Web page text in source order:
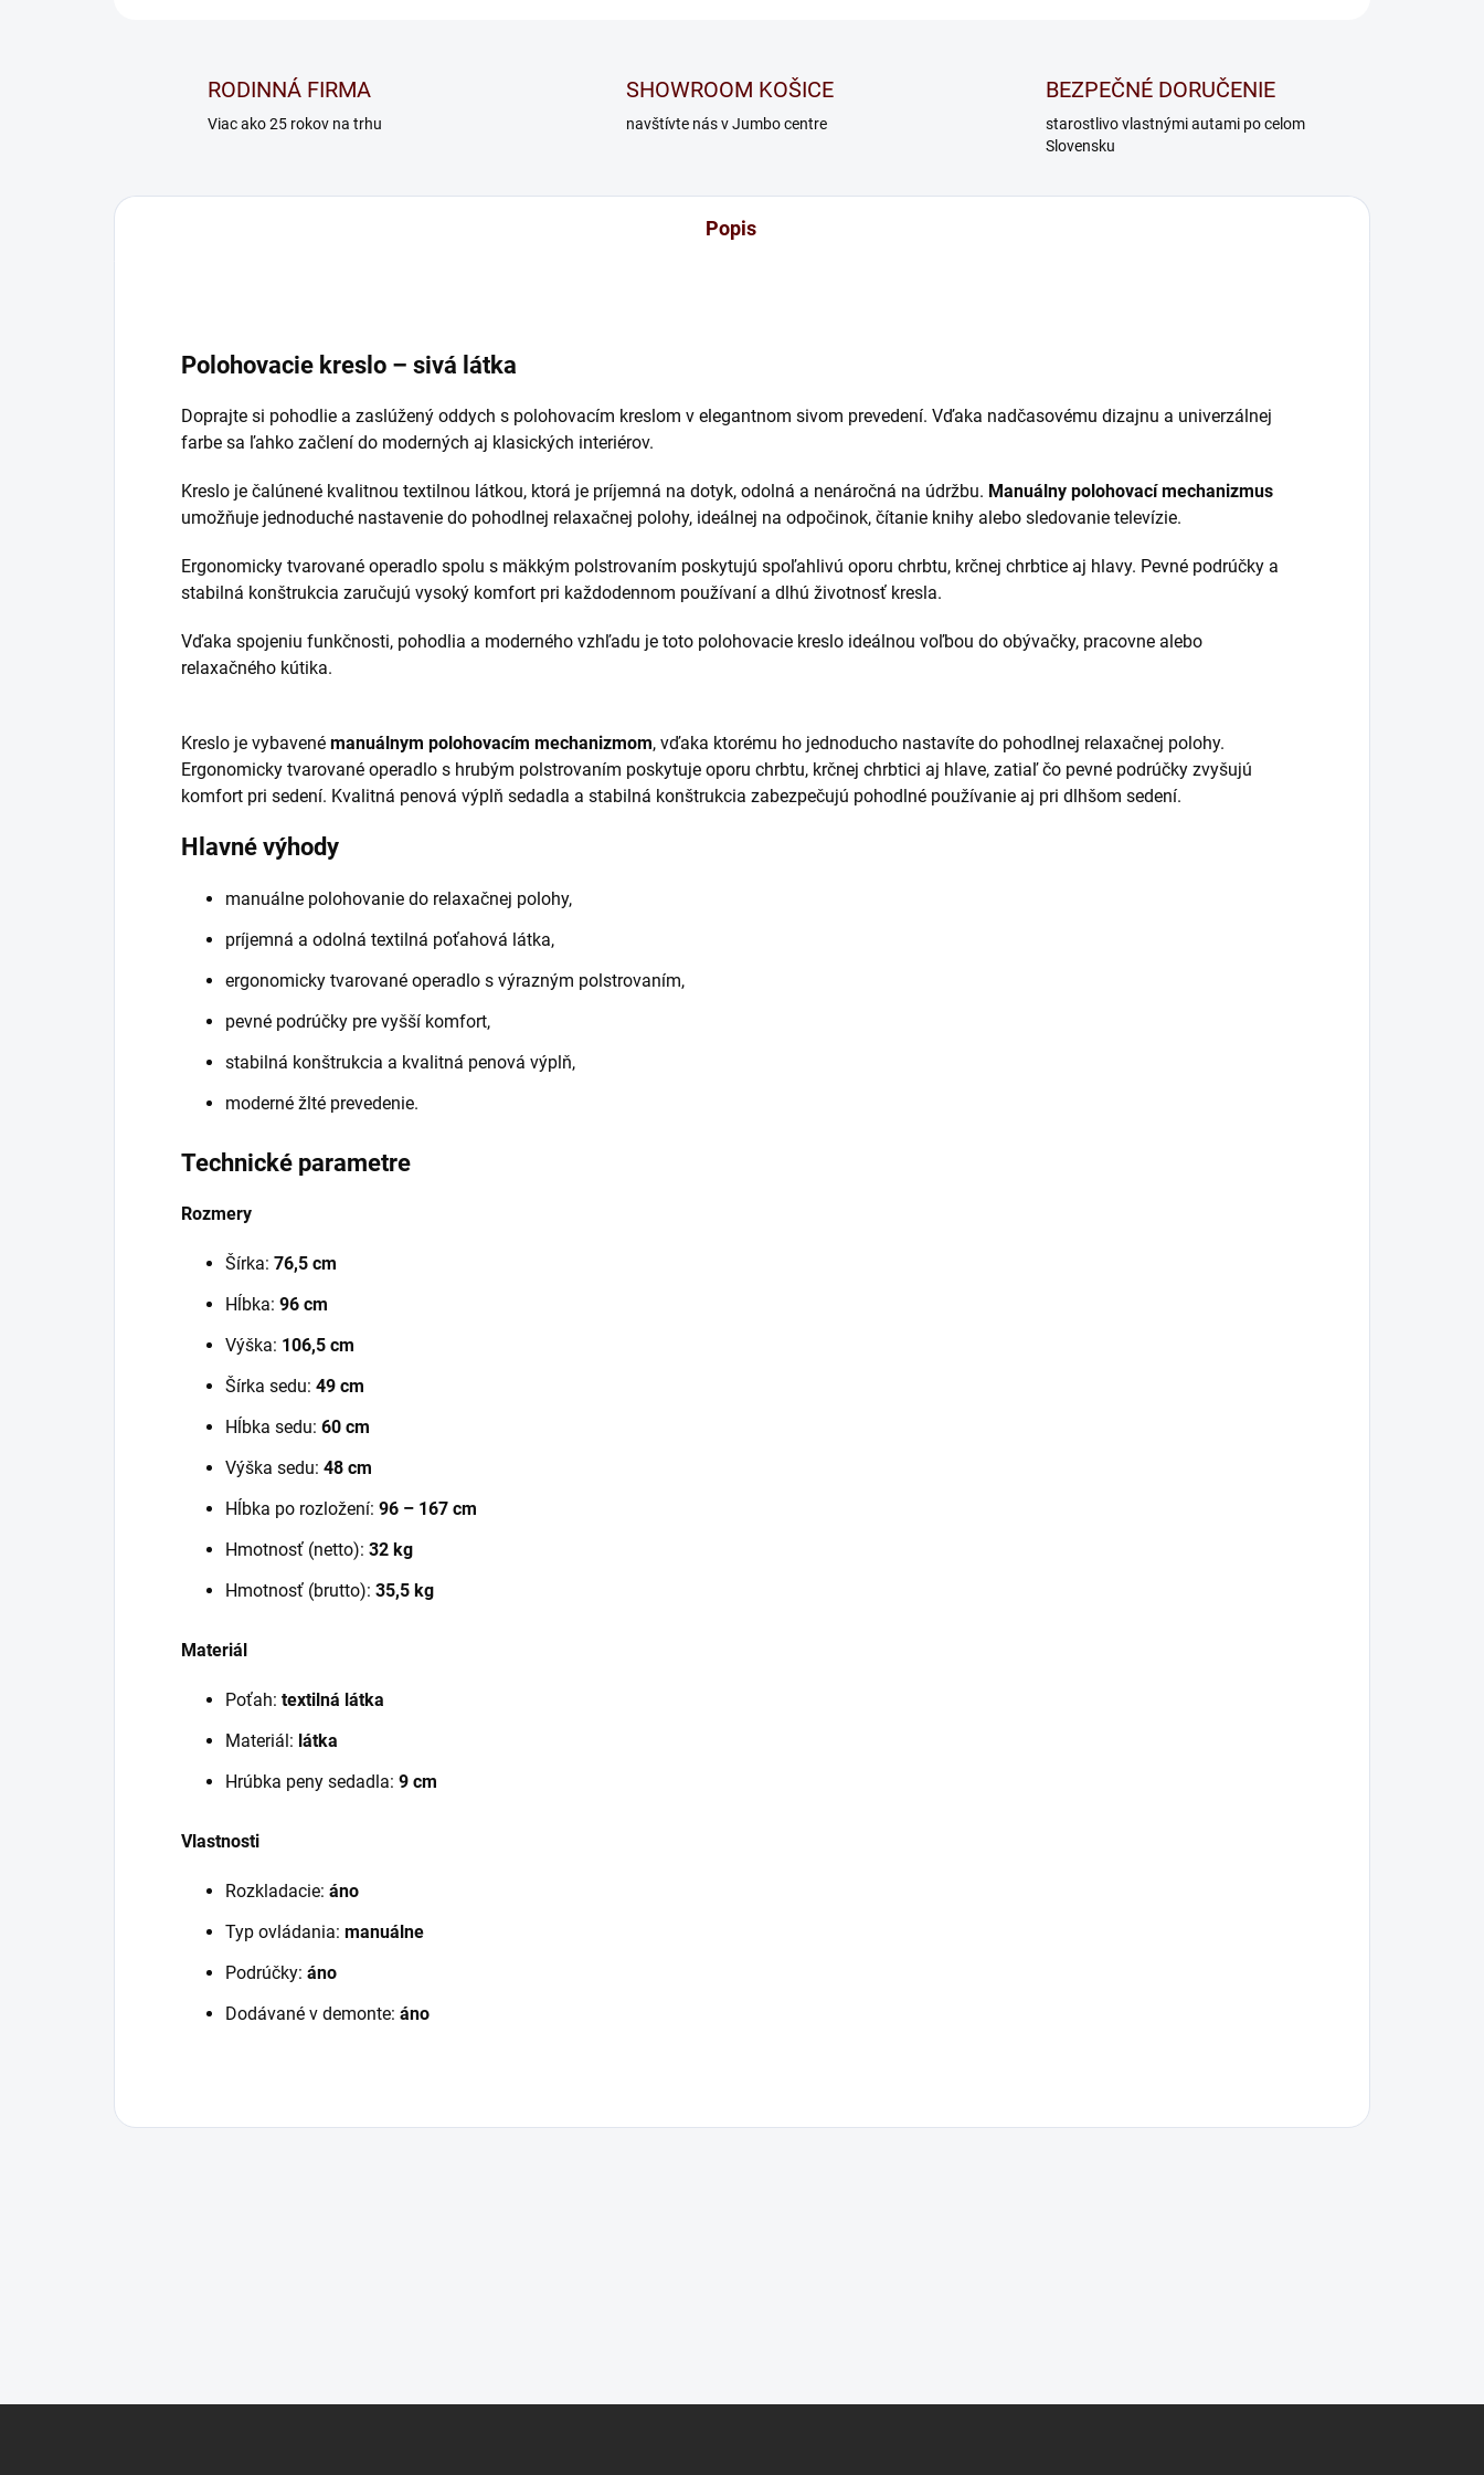
RODINNÁ FIRMA
Viac ako 25 rokov na trhu
SHOWROOM KOŠICE
navštívte nás v Jumbo centre
BEZPEČNÉ DORUČENIE
starostlivo vlastnými autami po celom
Slovensku
Popis
Polohovacie kreslo – sivá látka
Doprajte si pohodlie a zaslúžený oddych s polohovacím kreslom v elegantnom sivom prevedení. Vďaka nadčasovému dizajnu a univerzálnej
farbe sa ľahko začlení do moderných aj klasických interiérov.
Kreslo je čalúnené kvalitnou textilnou látkou, ktorá je príjemná na dotyk, odolná a nenáročná na údržbu. Manuálny polohovací mechanizmus
umožňuje jednoduché nastavenie do pohodlnej relaxačnej polohy, ideálnej na odpočinok, čítanie knihy alebo sledovanie televízie.
Ergonomicky tvarované operadlo spolu s mäkkým polstrovaním poskytujú spoľahlivú oporu chrbtu, krčnej chrbtice aj hlavy. Pevné podrúčky a
stabilná konštrukcia zaručujú vysoký komfort pri každodennom používaní a dlhú životnosť kresla.
Vďaka spojeniu funkčnosti, pohodlia a moderného vzhľadu je toto polohovacie kreslo ideálnou voľbou do obývačky, pracovne alebo
relaxačného kútika.
Kreslo je vybavené manuálnym polohovacím mechanizmom, vďaka ktorému ho jednoducho nastavíte do pohodlnej relaxačnej polohy.
Ergonomicky tvarované operadlo s hrubým polstrovaním poskytuje oporu chrbtu, krčnej chrbtici aj hlave, zatiaľ čo pevné podrúčky zvyšujú
komfort pri sedení. Kvalitná penová výplň sedadla a stabilná konštrukcia zabezpečujú pohodlné používanie aj pri dlhšom sedení.
Hlavné výhody
manuálne polohovanie do relaxačnej polohy,
príjemná a odolná textilná poťahová látka,
ergonomicky tvarované operadlo s výrazným polstrovaním,
pevné podrúčky pre vyšší komfort,
stabilná konštrukcia a kvalitná penová výplň,
moderné žlté prevedenie.
Technické parametre
Rozmery
Šírka: 76,5 cm
Hĺbka: 96 cm
Výška: 106,5 cm
Šírka sedu: 49 cm
Hĺbka sedu: 60 cm
Výška sedu: 48 cm
Hĺbka po rozložení: 96 – 167 cm
Hmotnosť (netto): 32 kg
Hmotnosť (brutto): 35,5 kg
Materiál
Poťah: textilná látka
Materiál: látka
Hrúbka peny sedadla: 9 cm
Vlastnosti
Rozkladacie: áno
Typ ovládania: manuálne
Podrúčky: áno
Dodávané v demonte: áno